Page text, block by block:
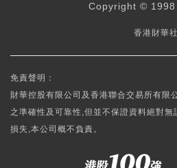
Copyright © 1998
香港財華
免責聲明：
財華控股有限公司及香港聯合交易所有限
之準確性及可靠性,但並不保證資料絕對
損失,本公司概不負責。